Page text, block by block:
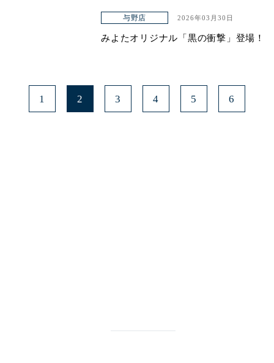
与野店 2026年03月30日
みよたオリジナル「黒の衝撃」登場！
1 2 3 4 5 6